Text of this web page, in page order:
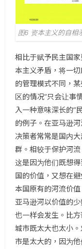
图6 资本主义的自相
相比于赋予民主国
本主义矛盾，将一
的管理模式不同，
区的情况”只会让事
入一种意味深长的“
的例子。在亚马逊
决策者常常是国内
群。相较于保护河
这是因为他们既想
国的价值，又想在
本国原有的河流价
亚马逊河以价值的
也一样会发生。比
城市既太大也太小
市是太大的，因为